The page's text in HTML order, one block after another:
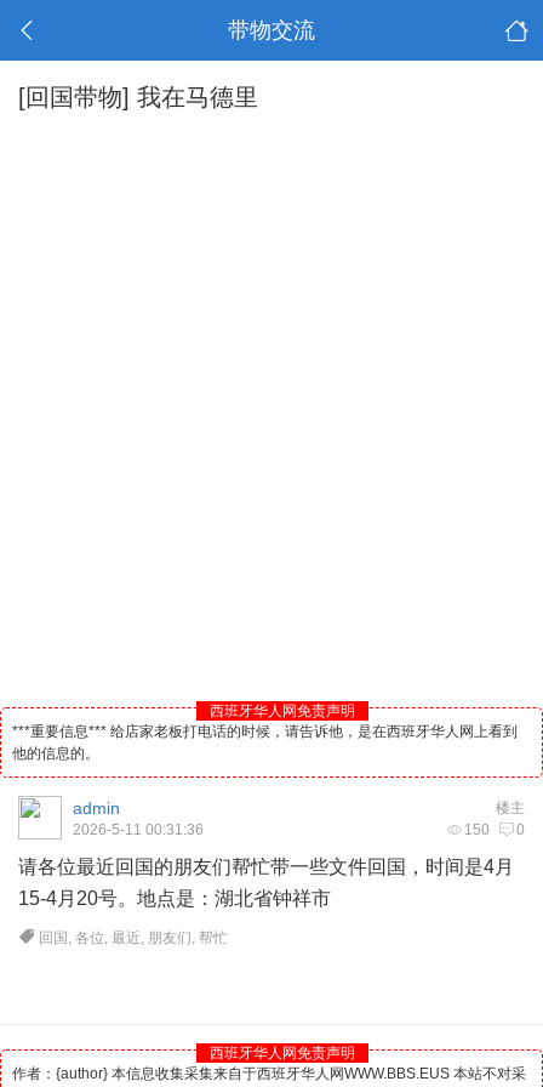
带物交流
[回国带物] 我在马德里
西班牙华人网免责声明
***重要信息*** 给店家老板打电话的时候，请告诉他，是在西班牙华人网上看到
他的信息的。
楼主
admin
150 0
2026-5-11 00:31:36
请各位最近回国的朋友们帮忙带一些文件回国，时间是4月
15-4月20号。地点是：湖北省钟祥市
回国 ,各位,最近, 朋友们,帮忙
西班牙华人网免责声明
作者：{author} 本信息收集采集来自于西班牙华人网WWW.BBS.EUS 本站不对采